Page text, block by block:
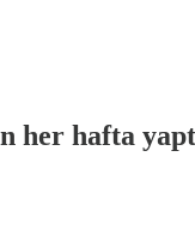
her hafta